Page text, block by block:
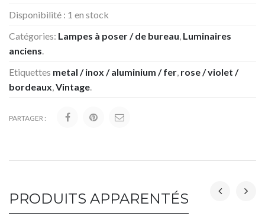
Disponibilité : 1 en stock
Catégories: Lampes à poser / de bureau, Luminaires
anciens.
Etiquettes metal / inox / aluminium / fer, rose / violet /
bordeaux,Vintage.
PARTAGER :
PRODUITS APPARENTÉS